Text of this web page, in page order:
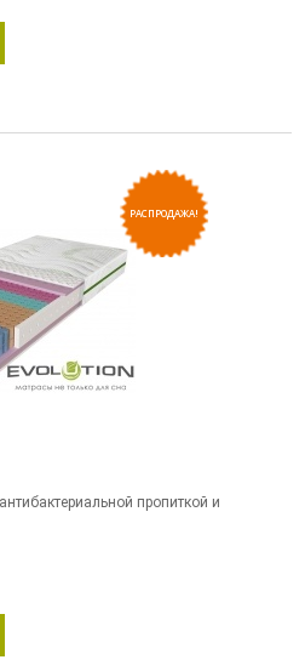
РАСПРОДАЖА!
пропиткой и